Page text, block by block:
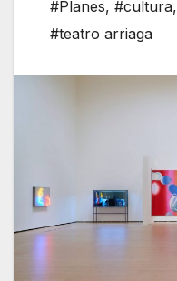
#Planes, #cultura,
#teatro arriaga